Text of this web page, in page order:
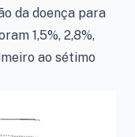
da doença para
1,5%, 2,8%,
ao sétimo